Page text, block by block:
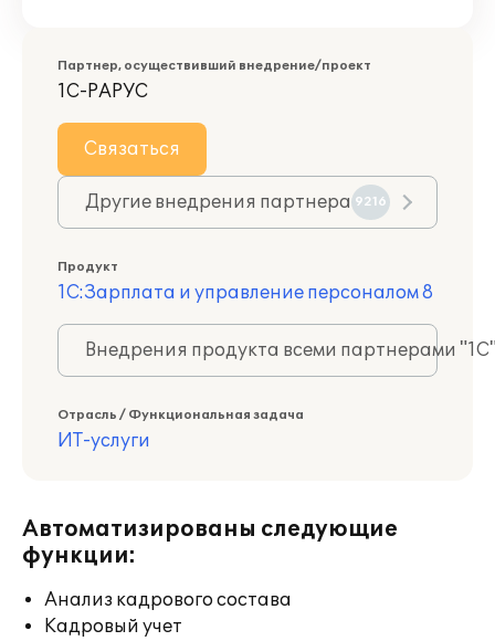
Партнер, осуществивший внедрение/проект
1С-РАРУС
Связаться
Другие внедрения партнера 9216
Продукт
1С:Зарплата и управление персоналом 8
Внедрения продукта всеми партнерами
Отрасль / Функциональная задача
ИТ-услуги
Автоматизированы следующие
функции:
Анализ кадрового состава
Кадровый учет